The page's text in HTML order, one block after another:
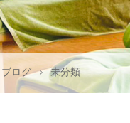
ブログ 未分類